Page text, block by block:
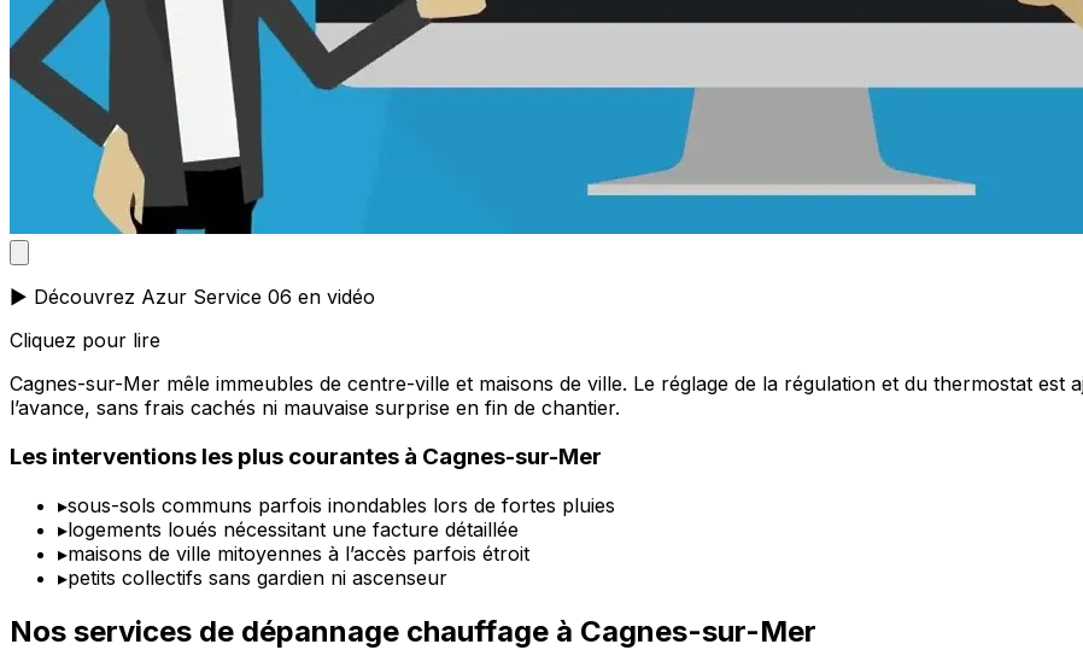
▶️ Découvrez Azur Service 06 en vidéo
Cliquez pour lire
Cagnes-sur-Mer mêle immeubles de centre-ville et maisons de ville. Le réglage de la régulation et du thermostat
l’avance, sans frais cachés ni mauvaise surprise en fin de chantier.
Les interventions les plus courantes à Cagnes-sur-Mer
▸sous-sols communs parfois inondables lors de fortes pluies
▸logements loués nécessitant une facture détaillée
▸maisons de ville mitoyennes à l’accès parfois étroit
▸petits collectifs sans gardien ni ascenseur
Nos services de dépannage chauffage à Cagnes-sur-Mer